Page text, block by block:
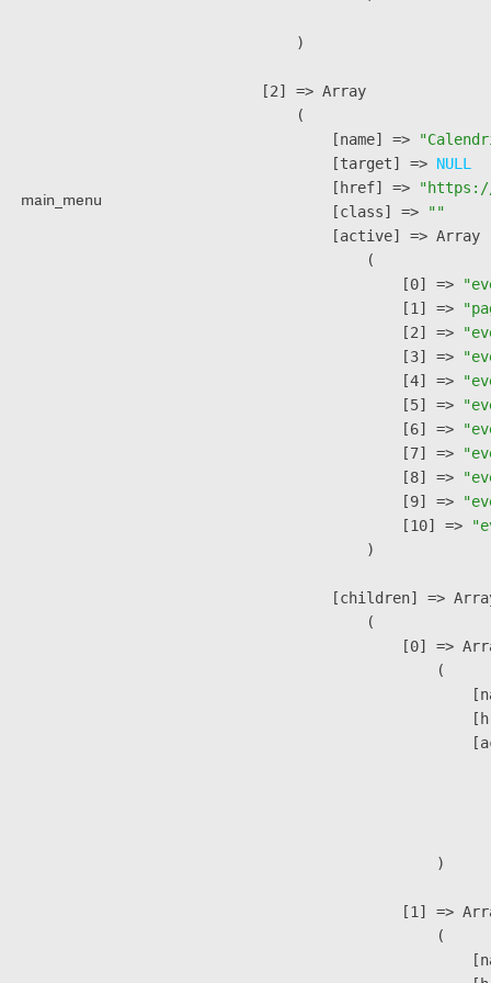
main_menu
        )
    [2] => Array
        (
            [name] =>
            [target] =>
NULL
            [href] =>
            [class] =>
""
            [active] => Array
                (
                    [0] =>
                    [1] =>
                    [2] =>
                    [3] =>
                    [4] =>
                    [5] =>
                    [6] =>
                    [7] =>
                    [8] =>
                    [9] =>
                    [10] =>
                )
[children] =>
                (
[0] =>
                        (
                        )
[1] =>
                        (